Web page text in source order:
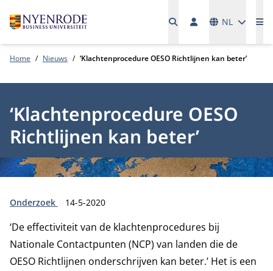
NL
Home Nieuws ‘Klachtenprocedure OESO Richtlijnen kan beter’
‘Klachtenprocedure OESO
Richtlijnen kan beter’
Type:
Onderzoek Publicatiedatum:
14-5-2020
‘De effectiviteit van de klachtenprocedures bij
Nationale Contactpunten (NCP) van landen die de
OESO Richtlijnen onderschrijven kan beter.’ Het is een